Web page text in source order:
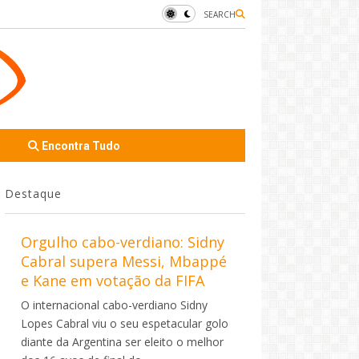
SEARCH
Encontra Tudo
Destaque
Orgulho cabo-verdiano: Sidny
Cabral supera Messi, Mbappé
e Kane em votação da FIFA
O internacional cabo-verdiano Sidny
Lopes Cabral viu o seu espetacular golo
diante da Argentina ser eleito o melhor